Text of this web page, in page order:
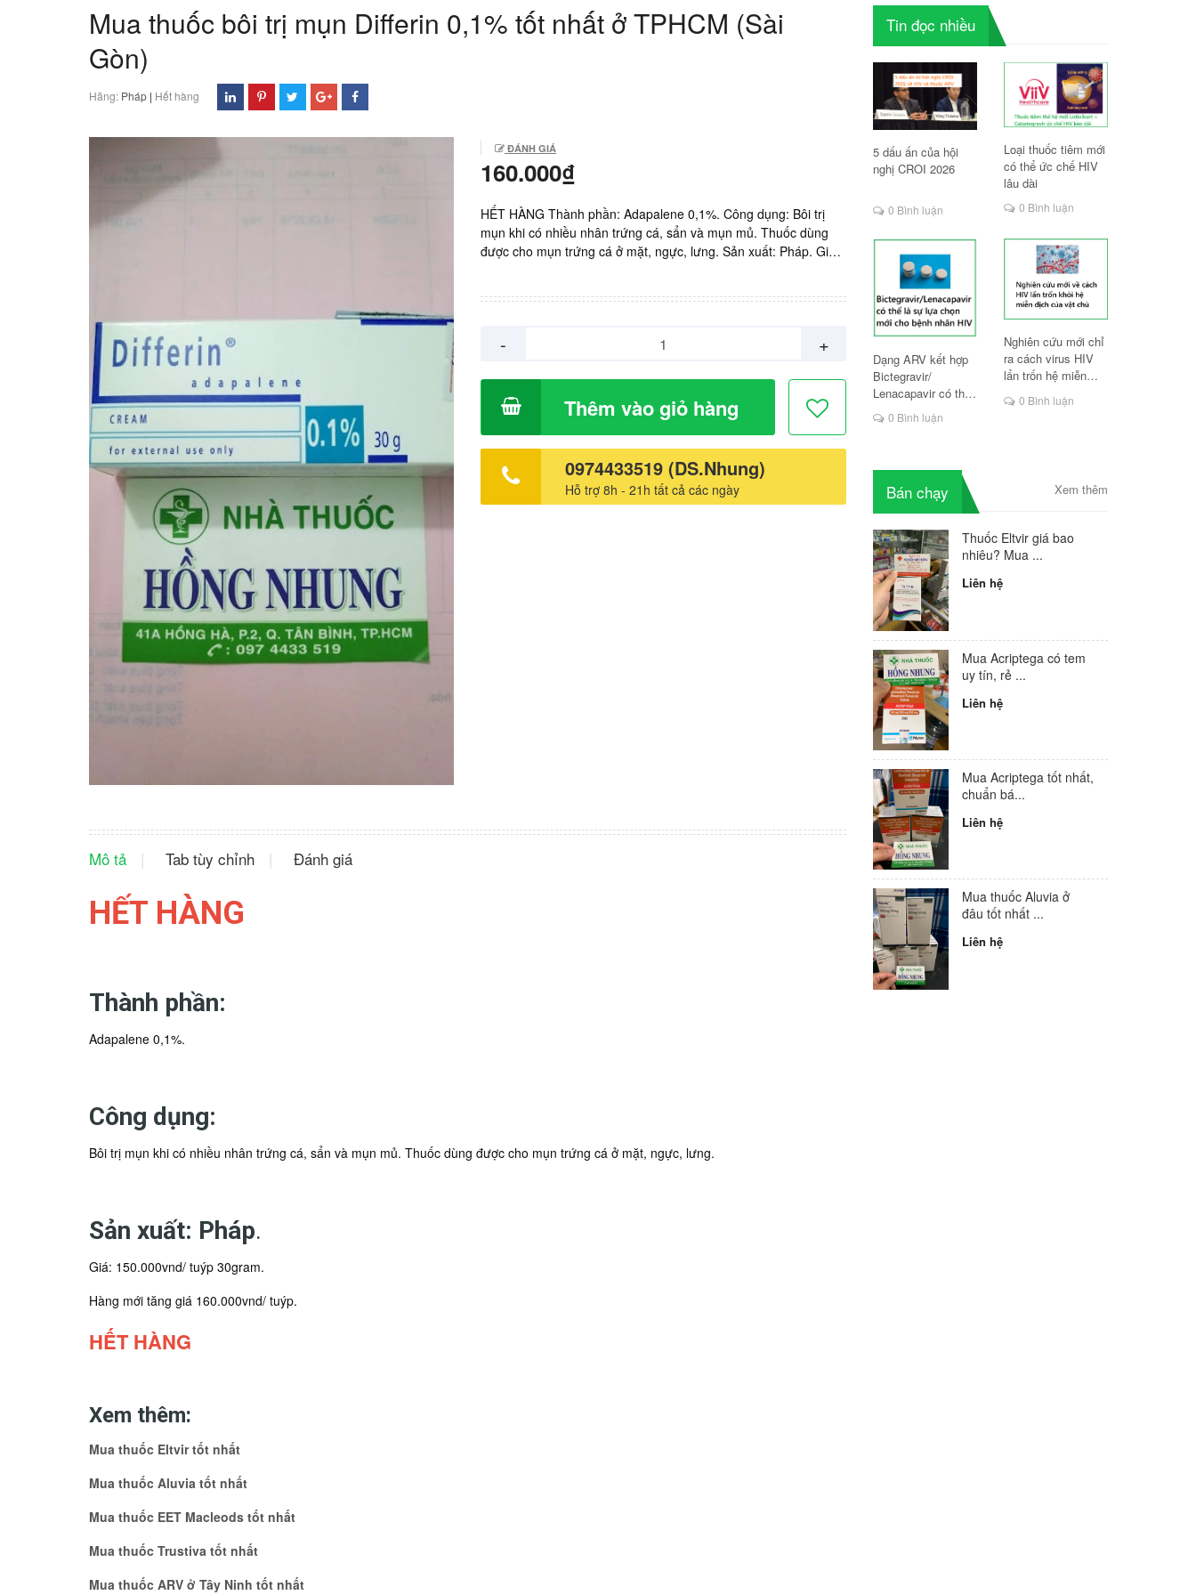
Mua thuốc bôi trị mụn Differin 0,1% tốt nhất ở TPHCM (Sài
Gòn)
Hãng: Pháp| Hết hàng
ĐÁNH GIÁ
160.000₫
HẾT HÀNG Thành phần: Adapalene 0,1%. Công dụng: Bôi trị
mụn khi có nhiều nhân trứng cá, sẩn và mụn mủ. Thuốc dùng
được cho mụn trứng cá ở mặt, ngực, lưng. Sản xuất: Pháp. Giá:
Aluvia tốt nhất Mua thuốc EET Macleods tốt nhất Mua thuốc
bao lâu thì xét nghiệm âm tính? Avonza và Acriptega giống và
TPHCM tốt nhất Mua thuốc TLE M152 tốt nhất Mua thuốc ARV ở
Vĩnh Long tốt nhất Mua ARV ở đâu tốt nhất Mua thuốc ARV ở
Gia Lai tốt nhất Mua thuốc ARV ở Quảng Nam tốt nhất Mua
thuốc ARV bậc 2 Lopimune tốt nhất Mua thuốc ARV ở Trà Vinh
lây HIV không? Mua thuốc ARV ở Ninh Thuận tốt nhất Thuốc
ARV tiêm 1 tháng 1 lần đã được FDA công nhận. Mua thuốc ARV
- +
Thêm vào giỏ hàng
0974433519 (DS.Nhung)
Hỗ trợ 8h - 21h tất cả các ngày
Mô tả Tab tùy chỉnh Đánh giá
HẾT HÀNG
Thành phần:
Adapalene 0,1%.
Công dụng:
Bôi trị mụn khi có nhiều nhân trứng cá, sẩn và mụn mủ. Thuốc dùng được cho mụn trứng cá ở mặt, ngực, lưng.
Sản xuất: Pháp.
Giá: 150.000vnd/ tuýp 30gram.
Hàng mới tăng giá 160.000vnd/ tuýp.
HẾT HÀNG
Xem thêm:
Mua thuốc Eltvir tốt nhất
Mua thuốc Aluvia tốt nhất
Mua thuốc EET Macleods tốt nhất
Mua thuốc Trustiva tốt nhất
Mua thuốc ARV ở Tây Ninh tốt nhất
Tin đọc nhiều
5 dấu ấn của hội
nghị CROI 2026
0 Bình luận
Loại thuốc tiêm mới
có thể ức chế HIV
lâu dài
0 Bình luận
Dạng ARV kết hợp
Bictegravir/
Lenacapavir có thể
là lựa chọn mới cho
người HIV
0 Bình luận
Nghiên cứu mới chỉ
ra cách virus HIV
lẩn trốn hệ miễn
0 Bình luận
Bán chạy Xem thêm
Thuốc Eltvir giá bao
nhiêu? Mua ...
Liên hệ
Mua Acriptega có tem
uy tín, rẻ ...
Liên hệ
Mua Acriptega tốt nhất,
chuẩn bá...
Liên hệ
Mua thuốc Aluvia ở
đâu tốt nhất ...
Liên hệ